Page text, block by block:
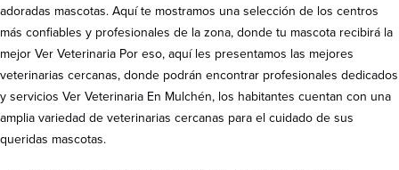
adoradas mascotas. Aquí te mostramos una selección de los centros
más confiables y profesionales de la zona, donde tu mascota recibirá la
mejor Ver Veterinaria Por eso, aquí les presentamos las mejores
veterinarias cercanas, donde podrán encontrar profesionales dedicados
y servicios Ver Veterinaria En Mulchén, los habitantes cuentan con una
amplia variedad de veterinarias cercanas para el cuidado de sus
queridas mascotas.